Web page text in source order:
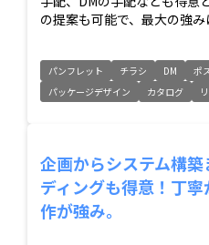
の提案も可能で、最大の強
パンフレット チラシ DM ポ
パッケージデザイン
カタログ
企画からシステム構
ディングも得意！丁
作が強み。